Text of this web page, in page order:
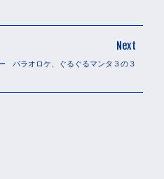
Next
パラオロケ、ぐるぐるマンタ３の３